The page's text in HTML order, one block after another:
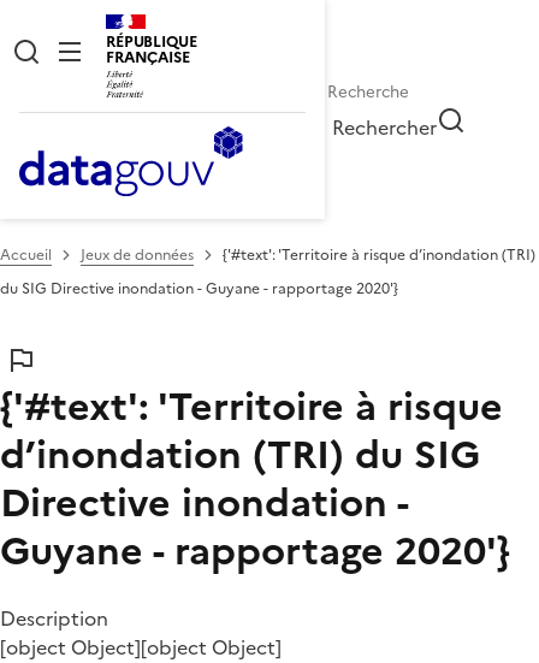
RÉPUBLIQUE
FRANÇAISE
Rechercher
Accueil Jeux de données
{'#text': 'Territoire à risque d’inondation (TRI)
du SIG Directive inondation - Guyane - rapportage 2020'}
{'#text': 'Territoire à risque
d’inondation (TRI) du SIG
Directive inondation -
Guyane - rapportage 2020'}
Description
[object Object][object Object]